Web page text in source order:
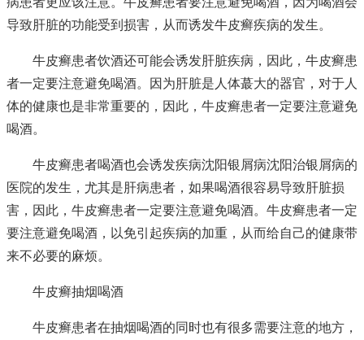
导致肝脏的功能受到损害，从而诱发牛皮癣疾病的发生。
牛皮癣患者饮酒还可能会诱发肝脏疾病，因此，牛皮癣患
者一定要注意避免喝酒。因为肝脏是人体蕞大的器官，对于人
体的健康也是非常重要的，因此，牛皮癣患者一定要注意避免
喝酒。
牛皮癣患者喝酒也会诱发疾病沈阳银屑病沈阳治银屑病的
医院的发生，尤其是肝病患者，如果喝酒很容易导致肝脏损
害，因此，牛皮癣患者一定要注意避免喝酒。牛皮癣患者一定
要注意避免喝酒，以免引起疾病的加重，从而给自己的健康带
来不必要的麻烦。
牛皮癣抽烟喝酒
牛皮癣患者在抽烟喝酒的同时也有很多需要注意的地方，